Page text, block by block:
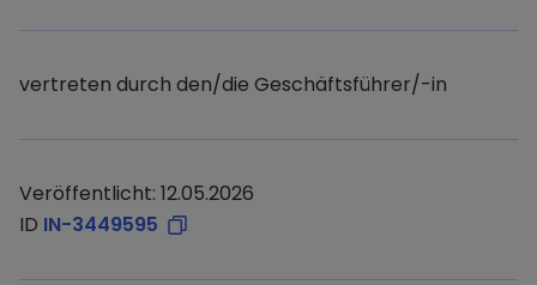
vertreten durch den/die Geschäftsführer/-in
Veröffentlicht: 12.05.2026
ID IN-3449595